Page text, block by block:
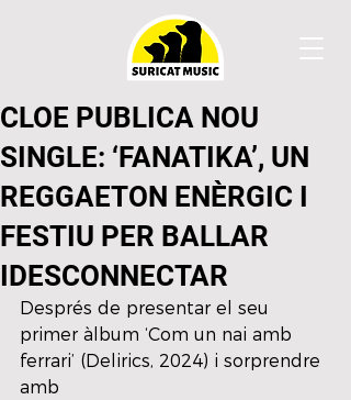
CLOE PUBLICA NOU
SINGLE: ‘FANATIKA’, UN
REGGAETON ENÈRGIC I
FESTIU PER BALLAR
IDESCONNECTAR
Després de presentar el seu
primer àlbum ‘Com un nai amb
ferrari’ (Delirics, 2024) i sorprendre
amb